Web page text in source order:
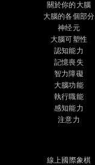
關於你的大腦
大腦的各個部分
神经元
大腦可塑性
認知能力
記憶喪失
智力障礙
大腦功能
執行職能
感知能力
注意力
線上國際象棋